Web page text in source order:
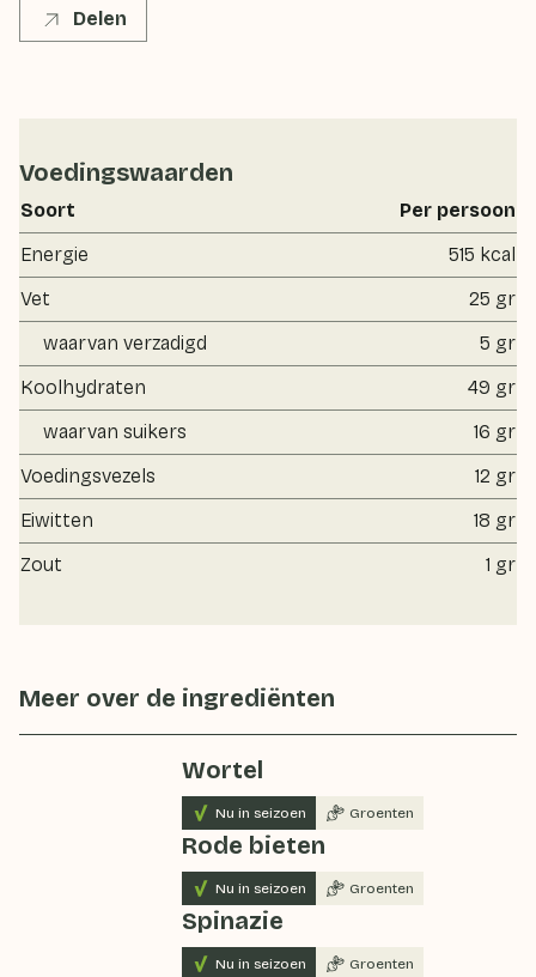
Delen
Voedingswaarden
Soort
Per persoon
Energie
515 kcal
Vet
25 gr
waarvan verzadigd
5 gr
Koolhydraten
49 gr
waarvan suikers
16 gr
Voedingsvezels
12 gr
Eiwitten
18 gr
Zout
1 gr
Meer over de ingrediënten
Wortel
Nu in seizoen Groenten
Rode bieten
Nu in seizoen Groenten
Spinazie
Nu in seizoen Groenten